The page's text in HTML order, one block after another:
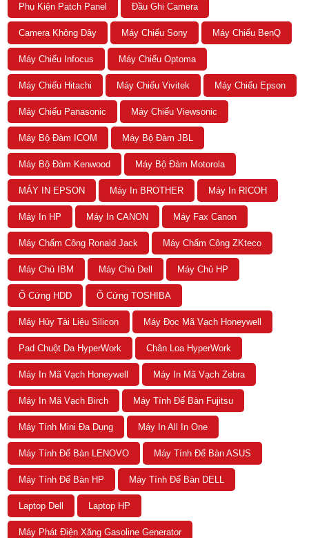
Phụ Kiện Patch Panel Đầu Ghi Camera
Camera Không Dây Máy Chiếu Sony Máy Chiếu BenQ
Máy Chiếu Infocus Máy Chiếu Optoma
Máy Chiếu Hitachi Máy Chiếu Vivitek Máy Chiếu Epson
Máy Chiếu Panasonic Máy Chiếu Viewsonic
Máy Bộ Đàm ICOM Máy Bộ Đàm JBL
Máy Bộ Đàm Kenwood Máy Bộ Đàm Motorola
MÁY IN EPSON Máy In BROTHER Máy In RICOH
Máy In HP Máy In CANON Máy Fax Canon
Máy Chấm Công Ronald Jack Máy Chấm Công ZKteco
Máy Chủ IBM Máy Chủ Dell Máy Chủ HP
Ổ Cứng HDD Ổ Cứng TOSHIBA
Máy Hủy Tài Liệu Silicon Máy Đọc Mã Vạch Honeywell
Pad Chuột Da HyperWork Chân Loa HyperWork
Máy In Mã Vạch Honeywell Máy In Mã Vạch Zebra
Máy In Mã Vạch Birch Máy Tính Để Bàn Fujitsu
Máy Tính Mini Đa Dụng Máy In All In One
Máy Tính Để Bàn LENOVO Máy Tính Để Bàn ASUS
Máy Tính Để Bàn HP Máy Tính Để Bàn DELL
Laptop Dell Laptop HP
Máy Phát Điện Xăng Gasoline Generator